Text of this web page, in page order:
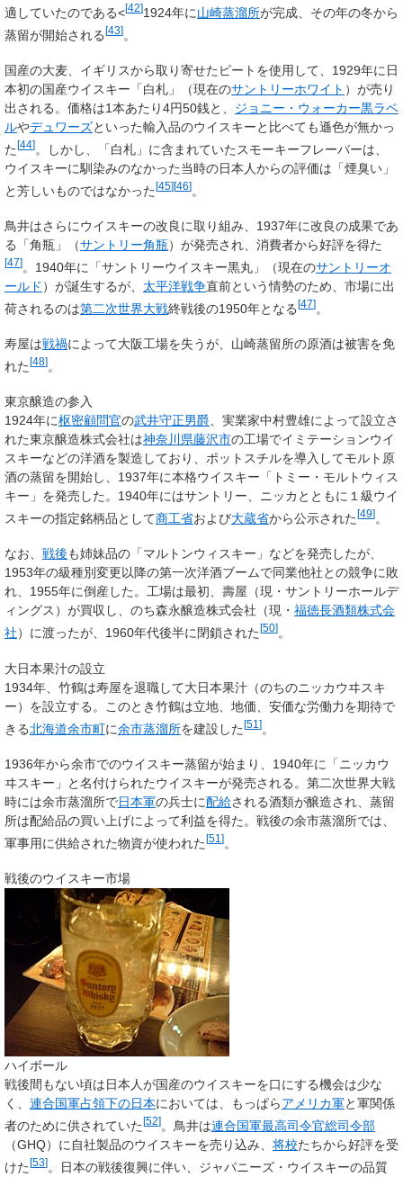
適していたのである<[42]1924年に山崎蒸溜所が完成、その年の冬から
蒸留が開始される[43]。
国産の大麦、イギリスから取り寄せたピートを使用して、1929年に日
本初の国産ウイスキー「白札」（現在のサントリーホワイト ）が売り
出される。価格は1本あたり4円50銭と、 ジョニー・ウォーカー黒ラベ
ルやデュワーズといった輸入品のウイスキーと比べても遜色が無かっ
た [44] 。しかし、「白札」に含まれていたスモーキーフレーバーは、
ウイスキーに馴染みのなかった当時の日本人からの評価は「煙臭い」
と芳しいものではなかった[45][46]。
鳥井はさらにウイスキーの改良に取り組み、1937年に改良の成果であ
る「角瓶」（サントリー角瓶）が発売され、消費者から好評を得た
[47]。1940年に「サントリーウイスキー黒丸」（現在のサントリーオ
ールド ）が誕生するが、 太平洋戦争直前という情勢のため、市場に出
荷されるのは第二次世界大戦終戦後の1950年となる[47]。
寿屋は戦禍によって大阪工場を失うが、山崎蒸留所の原酒は被害を免
れた[48]。
東京醸造の参入
1924年に枢密顧問官の武井守正男爵、実業家中村豊雄によって設立さ
れた東京醸造株式会社は神奈川県藤沢市の工場でイミテーションウイ
スキーなどの洋酒を製造しており、ポットスチルを導入してモルト原
酒の蒸留を開始し、1937年に本格ウイスキー「トミー・モルトウィス
キー」を発売した。1940年にはサントリー、ニッカとともに１級ウイ
スキーの指定銘柄品として商工省および大蔵省から公示された [49] 。
なお、 戦後も姉妹品の「マルトンウィスキー」などを発売したが、
1953年の級種別変更以降の第一次洋酒ブームで同業他社との競争に敗
れ、1955年に倒産した。工場は最初、壽屋（現・サントリーホールデ
ィングス）が買収し、のち森永醸造株式会社（現・ 福徳長酒類株式会
社）に渡ったが、1960年代後半に閉鎖された [50] 。
大日本果汁の設立
1934年、竹鶴は寿屋を退職して大日本果汁（のちのニッカウヰスキ
ー）を設立する。このとき竹鶴は立地、地価、安価な労働力を期待で
きる北海道余市町に余市蒸溜所を建設した[51 ]。
1936年から余市でのウイスキー蒸留が始まり、1940年に「ニッカウ
ヰスキー」と名付けられたウイスキーが発売される。第二次世界大戦
時には余市蒸溜所で日本軍の兵士に配給される酒類が醸造され、蒸留
所は配給品の買い上げによって利益を得た。戦後の余市蒸溜所では、
軍事用に供給された物資が使われた[51 ]。
戦後のウイスキー市場
ハイボール
戦後間もない頃は日本人が国産のウイスキーを口にする機会は少な
く、 連合国軍占領下の日本においては、もっぱらアメリカ軍と軍関係
者のために供されていた [52] 。鳥井は連合国軍最高司令官総司令部
（GHQ）に自社製品のウイスキーを売り込み、 将校たちから好評を受
けた[53]。日本の戦後復興に伴い、ジャパニーズ・ウイスキーの品質